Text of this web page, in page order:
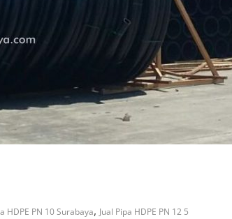
HDPE PN 10 Surabaya, Jual Pipa HDPE PN 12 5